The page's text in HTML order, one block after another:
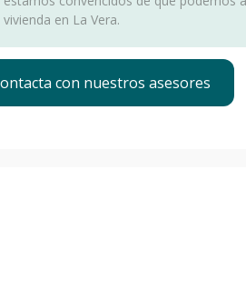
vivienda en La Vera.
con nuestros asesores